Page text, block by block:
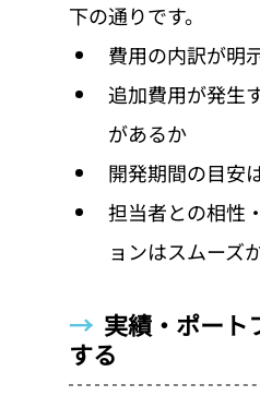
下の通りです。
費用の内訳が明
追加費用が発生
があるか
開発期間の目安
担当者との相性
ョンはスムーズ
→ 実績・ポート
する